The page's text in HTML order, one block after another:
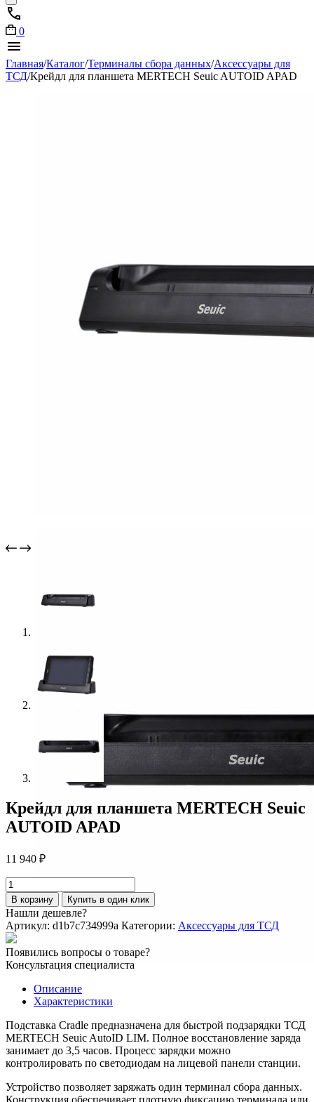
0
Главная/Каталог/Терминалы сбора данных/Аксессуары для
ТСД/Крейдл для планшета MERTECH Seuic AUTOID APAD
Крейдл для планшета MERTECH Seuic
AUTOID APAD
11 940 ₽
Количество
товара
Крейдл
для
планшета
MERTECH
Seuic
AUTOID
APAD
В корзину Купить в один клик
Нашли дешевле?
Артикул: d1b7c734999a Категории: Аксессуары для ТСД
Появились вопросы о товаре?
Консультация специалиста
Описание
Характеристики
Подставка Cradle предназначена для быстрой подзарядки ТСД
MERTECH Seuic AutoID LIM. Полное восстановление заряда
занимает до 3,5 часов. Процесс зарядки можно
контролировать по светодиодам на лицевой панели станции.
Устройство позволяет заряжать один терминал сбора данных.
Конструкция обеспечивает плотную фиксацию терминала или